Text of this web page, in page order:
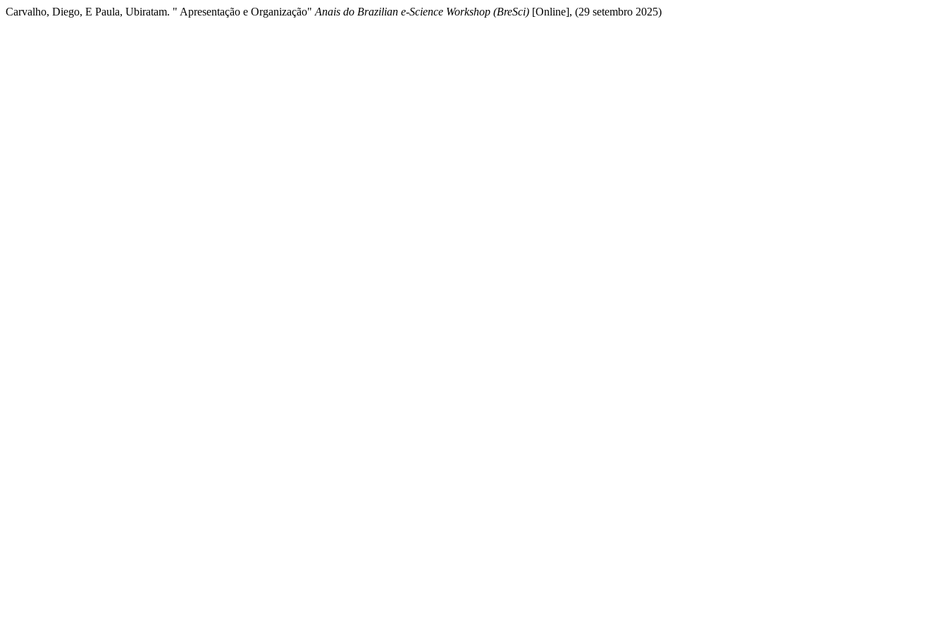
Carvalho, Diego, E Paula, Ubiratam. " Apresentação e Organização" Anais do Brazilian e-Science Workshop (BreSci) [Online], (29 setembro 2025)